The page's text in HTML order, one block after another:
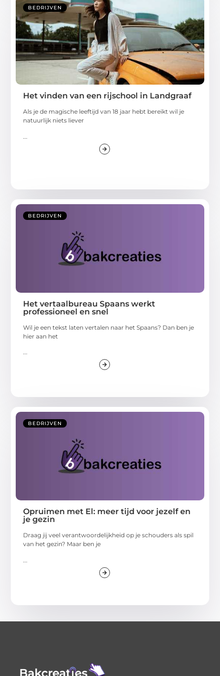
BEDRIJVEN
Het vinden van een rijschool in Landgraaf
Als je de magische leeftijd van 18 jaar hebt bereikt wil je
natuurlijk niets liever
BEDRIJVEN
Het vertaalbureau Spaans werkt
professioneel en snel
Wil je een tekst laten vertalen naar het Spaans? Dan ben je
hier aan het
...
BEDRIJVEN
Opruimen met El: meer tijd voor jezelf en
je gezin
Draag jij veel verantwoordelijkheid op je schouders als spil
van het gezin? Maar ben je